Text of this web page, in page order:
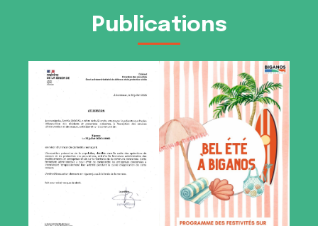
Publications